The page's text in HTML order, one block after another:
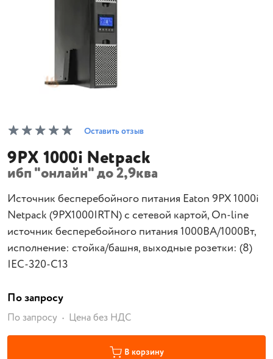
Оставить отзыв
9PX 1000i Netpack
ибп "онлайн" до 2,9ква
Источник бесперебойного питания Eaton 9PX 1000i
Netpack (9PX1000IRTN) с сетевой картой, On-line
источник бесперебойного питания 1000ВА/1000Вт,
исполнение: стойка/башня, выходные розетки: (8)
IEC-320-C13
По запросу
По запросу Цена без НДС
В корзину